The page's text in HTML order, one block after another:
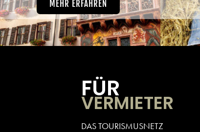
MEHR ERFAHREN
FÜR
VERMIETER
DAS TOURISMUSNETZ